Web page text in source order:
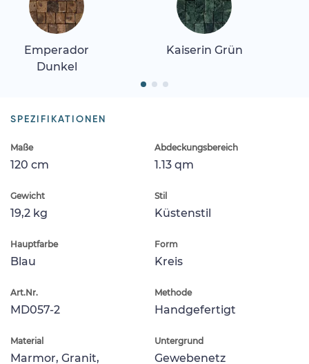
Emperador
Dunkel
Kaiserin Grün
SPEZIFIKATIONEN
Maße
120 cm
Abdeckungsbereich
1.13 qm
Gewicht
19,2 kg
Stil
Küstenstil
Hauptfarbe
Blau
Form
Kreis
Art.Nr.
MD057-2
Methode
Handgefertigt
Material
Marmor, Granit,
Untergrund
Gewebenetz